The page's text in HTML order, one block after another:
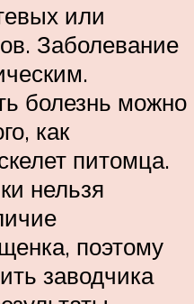
или
Заболевание
болезнь можно
как
питомца.
нельзя
поэтому
заводчика